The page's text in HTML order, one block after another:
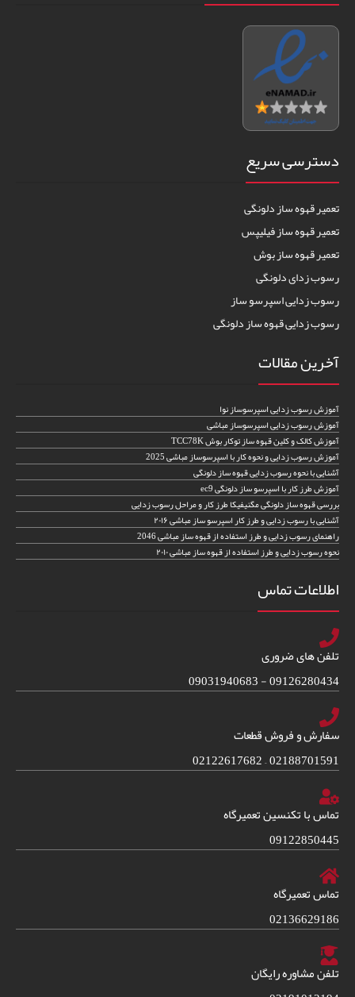
دسترسی سریع
تعمیر قهوه ساز دلونگی
تعمیر قهوه ساز فیلیپس
تعمیر قهوه ساز بوش
رسوب زدای دلونگی
رسوب زدایی اسپرسو ساز
رسوب زدایی قهوه ساز دلونگی
آخرین مقالات
آموزش رسوب زدایی اسپرسوساز نوا
آموزش رسوب زدایی اسپرسوساز مباشی
آموزش کالک و کلین قهوه ساز توکار بوش TCC78K
آموزش رسوب زدایی و نحوه کار با اسپرسوساز مباشی 2025
آشنایی با نحوه رسوب زدایی قهوه ساز دلونگی
آموزش طرز کار با اسپرسو ساز دلونگی ec9
بررسی قهوه ساز دلونگی مگنیفیکا طرز کار و مراحل رسوب زدایی
آشنایی با رسوب زدایی و طرز کار اسپرسو ساز مباشی ۲۰۱۶
راهنمای رسوب زدایی و طرز استفاده از قهوه ساز مباشی 2046
نحوه رسوب زدایی و طرز استفاده از قهوه ساز مباشی ۲۰۱۰
اطلاعات تماس
تلفن های ضروری
09126280434 - 09031940683
سفارش و فروش قطعات
02188701591 – 02122617682
تماس با تکنسین تعمیرگاه
09122850445
تماس تعمیرگاه
02136629186
تلفن مشاوره رایگان